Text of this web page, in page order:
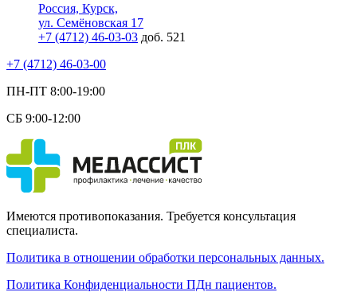
Россия, Курск,
ул. Семёновская 17
+7 (4712) 46-03-03 доб. 521
+7 (4712) 46-03-00
ПН-ПТ 8:00-19:00
СБ 9:00-12:00
Имеются противопоказания. Требуется консультация
специалиста.
Политика в отношении обработки персональных данных.
Политика Конфиденциальности ПДн пациентов.